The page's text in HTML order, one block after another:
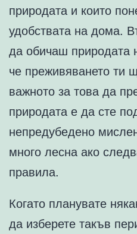
природата и които
удобствата на дома.
да обичаш природата
че преживяването ти
важното за това да
природата е да сте
непредубедено
много лесна ако
правила.
Когато планувате
да изберете такъв